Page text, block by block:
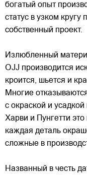
богатый опыт
статус в узком кругу
собственный проект.
Излюбленный
OJJ производится
кроится, шьется и
Многие
с окраской и
Харви и Пунгетти
каждая деталь
сложные в
Названный в честь